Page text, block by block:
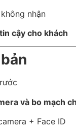
nhận
cậy cho khách
và bo mạch
+ Face ID